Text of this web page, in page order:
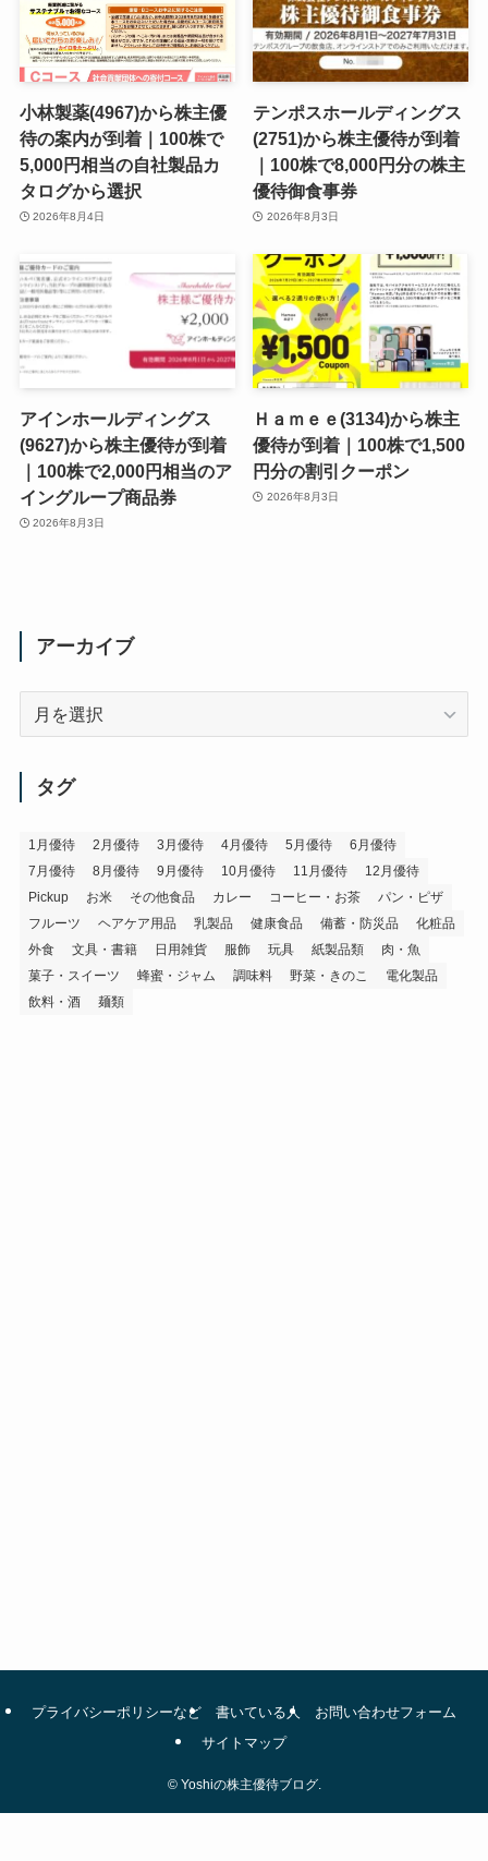
小林製薬(4967)から株主優
待の案内が到着｜100株で
5,000円相当の自社製品カ
タログから選択
2026年8月4日
テンポスホールディングス
(2751)から株主優待が到着
｜100株で8,000円分の株主
優待御食事券
2026年8月3日
アインホールディングス
(9627)から株主優待が到着
｜100株で2,000円相当のア
イングループ商品券
2026年8月3日
Ｈａｍｅｅ(3134)から株主
優待が到着｜100株で1,500
円分の割引クーポン
2026年8月3日
アーカイブ
タグ
1月優待 2月優待 3月優待 4月優待 5月優待
6月優待
7月優待
8月優待 9月優待 10月優待 11月優待
12月優待
Pickup
お米 その他食品 カレー コーヒー・お茶
パン・ピザ
フルーツ
ヘアケア用品 乳製品 健康食品 備蓄・防災品
化粧品
外食
文具・書籍 日用雑貨 服飾 玩具 紙製品類
肉・魚
菓子・スイーツ
蜂蜜・ジャム 調味料 野菜・きのこ
電化製品
飲料・酒
麺類
プライバシーポリシーなど 書いている人
お問い合わせフォーム
サイトマップ
©Yoshiの株主優待ブログ.